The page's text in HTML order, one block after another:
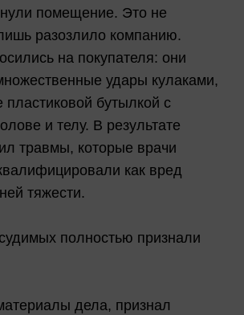
помещение. Это не
разозлило компанию.
на покупателя: они
удары кулаками,
пластиковой бутылкой с
и телу. В результате
травмы, которые врачи
как вред
тяжести.
полностью признали
дела, признал